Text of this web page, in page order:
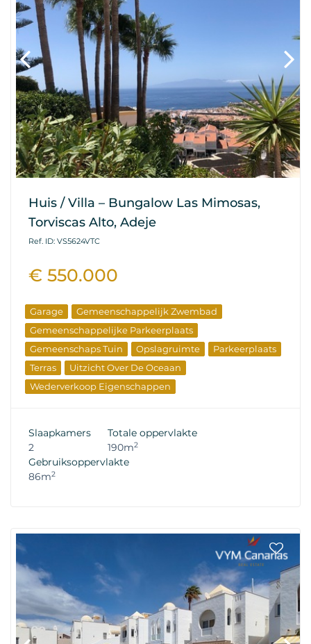
Huis / Villa – Bungalow Las Mimosas,
Torviscas Alto, Adeje
Ref. ID: VS5624VTC
€ 550.000
Garage
Gemeenschappelijk Zwembad
Gemeenschappelijke Parkeerplaats
Gemeenschaps Tuin
Opslagruimte
Parkeerplaats
Terras
Uitzicht Over De Oceaan
Wederverkoop Eigenschappen
Slaapkamers
2
Totale oppervlakte
190m2
Gebruiksoppervlakte
86m2